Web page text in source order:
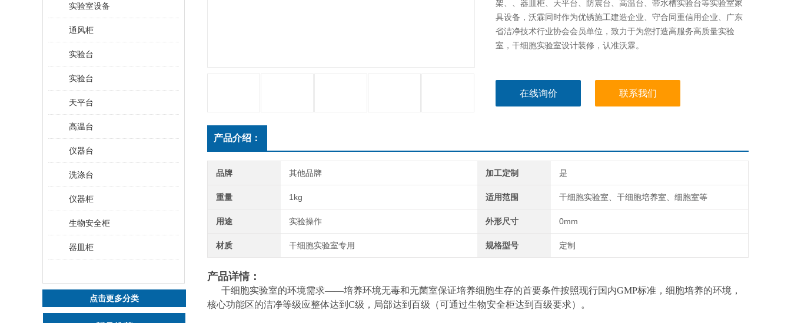
实验室设备
通风柜
实验台
实验台
天平台
高温台
仪器台
洗涤台
仪器柜
生物安全柜
器皿柜
点击更多分类
架、、器皿柜、天平台、防震台、高温台、带水槽实验台等实验室家
具设备，沃霖同时作为优锈施工建造企业、守合同重信用企业、广东
省洁净技术行业协会会员单位，致力于为您打造高服务高质量实验
室，干细胞实验室设计装修，认准沃霖。
在线询价 联系我们
产品介绍：
品牌 其他品牌 加工定制 是
重量 1kg 适用范围 干细胞实验室、干细胞培养室、细胞室等
用途 实验操作 外形尺寸 0mm
材质 干细胞实验室专用 规格型号 定制
产品详情：
干细胞实验室的环境需求——培养环境无毒和无菌室保证培养细胞生存的首要条件按照现行国内GMP标准，细胞培养的环境，
核心功能区的洁净等级应整体达到C级，局部达到百级（可通过生物安全柜达到百级要求）。